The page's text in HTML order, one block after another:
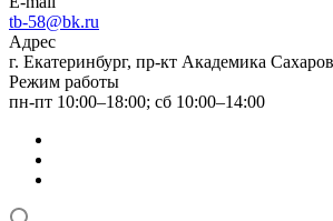
tb-58@bk.ru
Адрес
г. Екатеринбург, пр-кт Академика
Режим работы
пн-пт 10:00–18:00; сб 10:00–14:00